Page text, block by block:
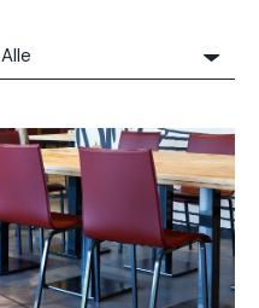
Alle
Solidro
Microtopping®
Terrae-Calce
Nuvolato Architop®
Stempelbeton Boden